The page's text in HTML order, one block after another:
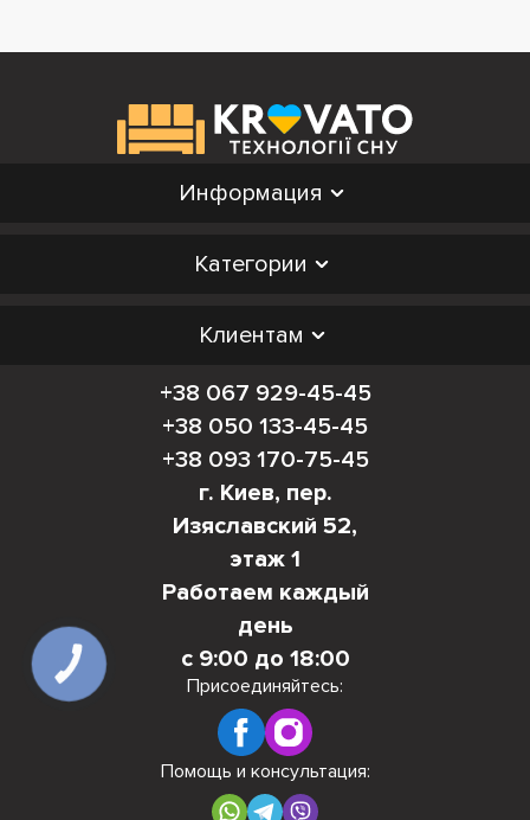
Информация
Категории
Клиентам
+38 067 929-45-45
+38 050 133-45-45
+38 093 170-75-45
г. Киев, пер.
Изяславский 52,
этаж 1
Работаем каждый
день
с 9:00 до 18:00
Присоединяйтесь:
Помощь и консультация:
КНОПКА
СВЯЗИ